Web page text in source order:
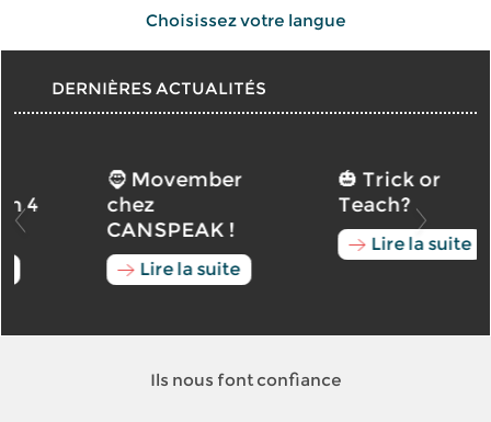
Choisissez votre langue
DERNIÈRES ACTUALITÉS
🧔 Movember
CANSPEAK !
Lire la suite
🎃 Trick or
Teach?
Lire la suite
Ils nous font confiance